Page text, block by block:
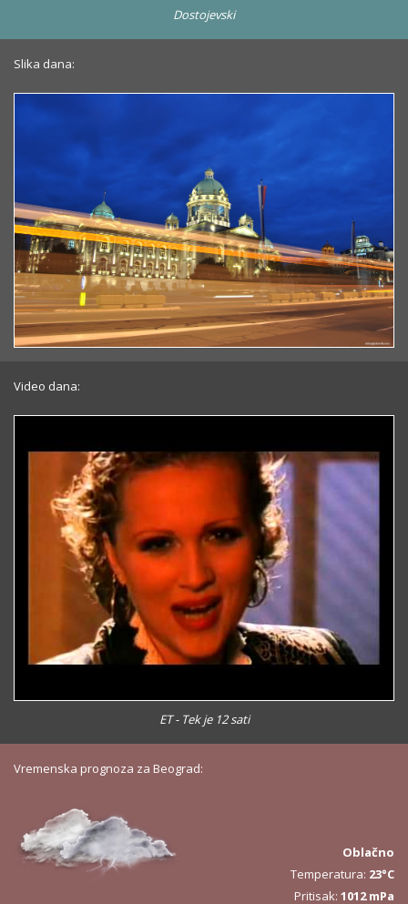
Dostojevski
Slika dana:
Video dana:
ET - Tek je 12 sati
Vremenska prognoza za Beograd:
Oblačno
Temperatura: 23°C
Pritisak: 1012 mPa